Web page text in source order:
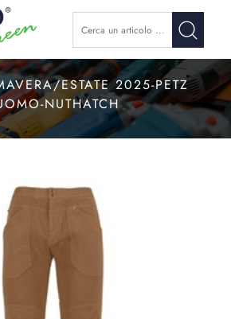
ESTATE 2025-PETZ
NUTHATCH